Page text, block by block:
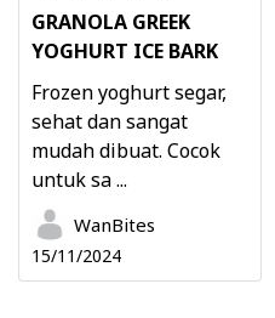
GRANOLA GREEK
YOGHURT ICE BARK
Frozen yoghurt segar,
sehat dan sangat
mudah dibuat. Cocok
untuk sa ...
WanBites
15/11/2024